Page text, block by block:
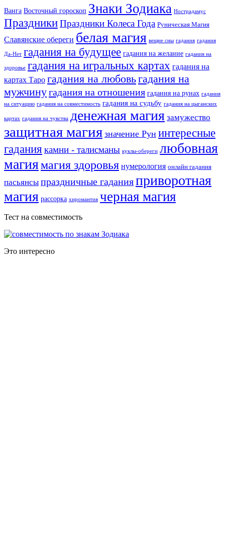
Ванга Восточный гороскоп Знаки Зодиака Нострадамус
ПраздникиПраздники Колеса Года Руническая Магия
Славянские обереги белая магия вещие сны гадания гадания
Да-Нет гадания на будущее гадания на желание гадания на
здоровье гадания на игральных картах гадания на
картах Таро гадания на любовьгадания на
мужчинугадания на отношения гадания на рунах гадания
на ситуацию гадания на совместимость гадания на судьбу гадания на цыганских
картах гадания на чувства денежная магия замужество
защитная магия значение Рун интересные
гадания камни - талисманы куклы-обереги любовная
магиямагия здоровья нумерология онлайн гадания
пасьянсы праздничные гаданияприворотная
магия рассорка хиромантия черная магия
Тест на совместимость
Это интересно